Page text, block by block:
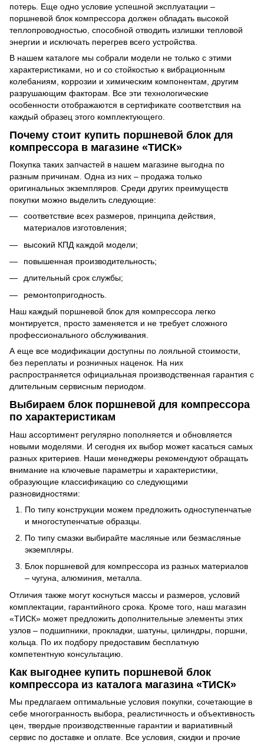
потерь. Еще одно условие успешной эксплуатации –
поршневой блок компрессора должен обладать высокой
теплопроводностью, способной отводить излишки тепловой
энергии и исключать перегрев всего устройства.
В нашем каталоге мы собрали модели не только с этими
характеристиками, но и со стойкостью к вибрационным
колебаниям, коррозии и химическим компонентам, другим
разрушающим факторам. Все эти технологические
особенности отображаются в сертификате соответствия на
каждый образец этого комплектующего.
Почему стоит купить поршневой блок для
компрессора в магазине «ТИСК»
Покупка таких запчастей в нашем магазине выгодна по
разным причинам. Одна из них – продажа только
оригинальных экземпляров. Среди других преимуществ
покупки можно выделить следующие:
соответствие всех размеров, принципа действия,
материалов изготовления;
высокий КПД каждой модели;
повышенная производительность;
длительный срок службы;
ремонтопригодность.
Наш каждый поршневой блок для компрессора легко
монтируется, просто заменяется и не требует сложного
профессионального обслуживания.
А еще все модификации доступны по лояльной стоимости,
без переплаты и розничных наценок. На них
распространяется официальная производственная гарантия с
длительным сервисным периодом.
Выбираем блок поршневой для компрессора
по характеристикам
Наш ассортимент регулярно пополняется и обновляется
новыми моделями. И сегодня их выбор может касаться самых
разных критериев. Наши менеджеры рекомендуют обращать
внимание на ключевые параметры и характеристики,
образующие классификацию со следующими
разновидностями:
По типу конструкции можем предложить одноступенчатые
и многоступенчатые образцы.
По типу смазки выбирайте масляные или безмасляные
экземпляры.
Блок поршневой для компрессора из разных материалов
– чугуна, алюминия, металла.
Отличия также могут коснуться массы и размеров, условий
комплектации, гарантийного срока. Кроме того, наш магазин
«ТИСК» может предложить дополнительные элементы этих
узлов – подшипники, прокладки, шатуны, цилиндры, поршни,
кольца. По их подбору предоставим бесплатную
компетентную консультацию.
Как выгоднее купить поршневой блок
компрессора из каталога магазина «ТИСК»
Мы предлагаем оптимальные условия покупки, сочетающие в
себе многогранность выбора, реалистичность и объективность
цен, твердые производственные гарантии и вариативный
сервис по доставке и оплате. Все условия, скидки и прочие